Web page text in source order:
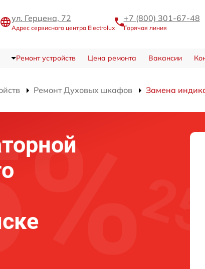
ул. Герцена, 72
Адрес сервисного центра Electrolux
+7 (800) 301-67-48
Горячая линия
Ремонт устройств Цена ремонта Вакансии
Ремонт Духовых шкафов Замена